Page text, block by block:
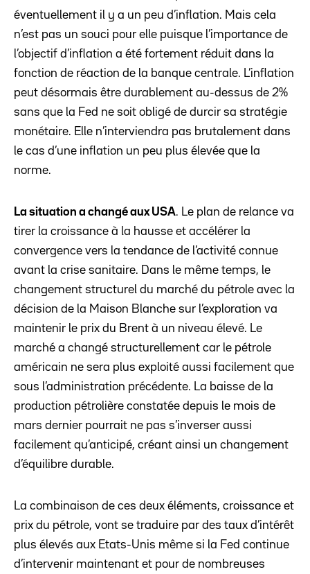
éventuellement il y a un peu d’inflation. Mais cela
n’est pas un souci pour elle puisque l’importance de
l’objectif d’inflation a été fortement réduit dans la
fonction de réaction de la banque centrale. L’inflation
peut désormais être durablement au-dessus de 2%
sans que la Fed ne soit obligé de durcir sa stratégie
monétaire. Elle n’interviendra pas brutalement dans
le cas d’une inflation un peu plus élevée que la
norme.
La situation a changé aux USA. Le plan de relance va
tirer la croissance à la hausse et accélérer la
convergence vers la tendance de l’activité connue
avant la crise sanitaire. Dans le même temps, le
changement structurel du marché du pétrole avec la
décision de la Maison Blanche sur l’exploration va
maintenir le prix du Brent à un niveau élevé. Le
marché a changé structurellement car le pétrole
américain ne sera plus exploité aussi facilement que
sous l’administration précédente. La baisse de la
production pétrolière constatée depuis le mois de
mars dernier pourrait ne pas s’inverser aussi
facilement qu’anticipé, créant ainsi un changement
d’équilibre durable.
La combinaison de ces deux éléments, croissance et
prix du pétrole, vont se traduire par des taux d’intérêt
plus élevés aux Etats-Unis même si la Fed continue
d’intervenir maintenant et pour de nombreuses